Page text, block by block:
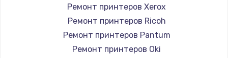
Ремонт принтеров Xerox
Ремонт принтеров Ricoh
Ремонт принтеров Pantum
Ремонт принтеров Oki